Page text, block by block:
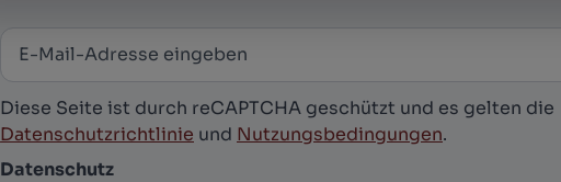
Newsletter abonnieren
E-Mail-Adresse
Diese Seite ist durch reCAPTCHA geschützt und es gelten die
Datenschutzrichtlinie und Nutzungsbedingungen.
Datenschutz